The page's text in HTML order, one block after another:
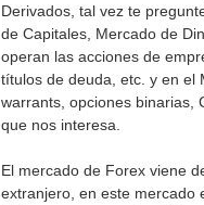
Derivados, tal vez te
de Capitales, Mercado de
operan las acciones de
títulos de deuda, etc. y en el
warrants, opciones binarias,
que nos interesa.
El mercado de Forex viene
extranjero, en este mercado